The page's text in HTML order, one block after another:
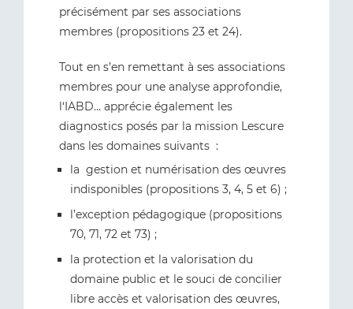
précisément par ses associations
membres (propositions 23 et 24).
Tout en s’en remettant à ses associations
membres pour une analyse approfondie,
l‘IABD… apprécie également les
diagnostics posés par la mission Lescure
dans les domaines suivants :
la gestion et numérisation des œuvres
indisponibles (propositions 3, 4, 5 et 6) ;
l’exception pédagogique (propositions
70, 71, 72 et 73) ;
la protection et la valorisation du
domaine public et le souci de concilier
libre accès et valorisation des œuvres,